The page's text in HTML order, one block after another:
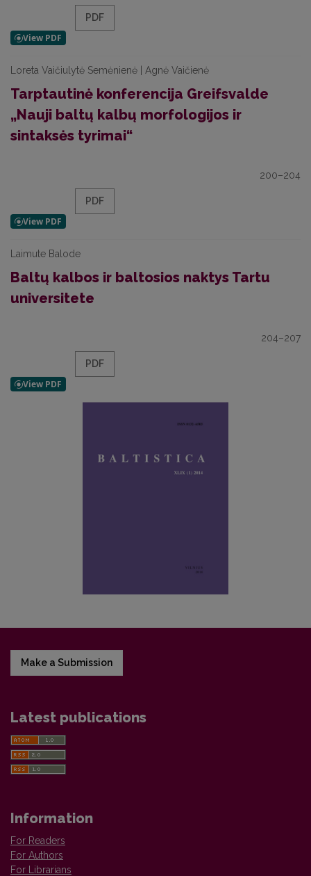
PDF
Loreta Vaičiulytė Semėnienė | Agnė Vaičienė
Tarptautinė konferencija Greifsvalde
„Nauji baltų kalbų morfologijos ir
sintaksės tyrimai“
200–204
PDF
Laimute Balode
Baltų kalbos ir baltosios naktys Tartu
universitete
204–207
PDF
Make a Submission
Latest publications
Information
For Readers
For Authors
For Librarians